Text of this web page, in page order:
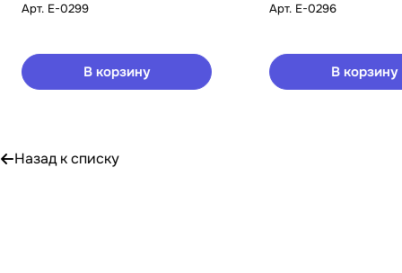
Арт. E-0299
В корзину
Арт. E-0296
В корзину
Назад к списку